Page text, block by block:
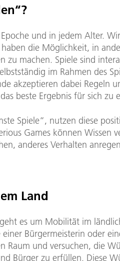
und in jedem Alter.
die Möglichkeit, in
zu machen. Spiele sind
im Rahmen des
akzeptieren dabei Regeln
beste Ergebnis für sich zu
Spiele“, nutzen diese
Games können Wissen
anderes Verhalten
Land
es um Mobilität im
Bürgermeisterin oder
Raum und versuchen, die
Bürger zu erfüllen. Diese